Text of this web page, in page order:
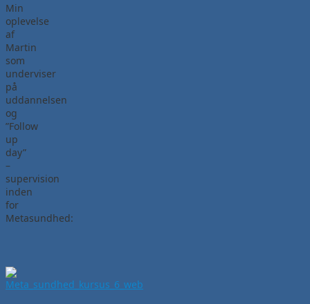
Min
oplevelse
af
Martin
som
underviser
på
uddannelsen
og
”Follow
up
day”
–
supervision
inden
for
Metasundhed: